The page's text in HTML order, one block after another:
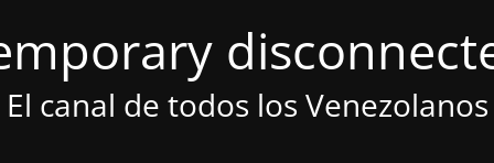
El canal de todos los Venezolanos